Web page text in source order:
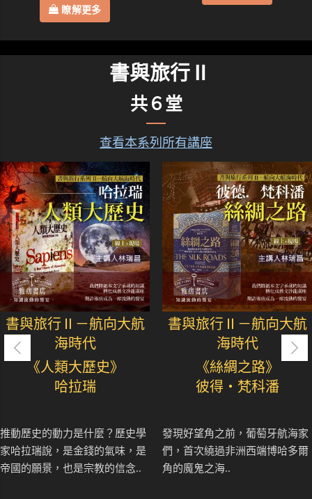
瞭解更多
書與旅行Ⅱ
共６堂
查看本系列所有講座
書與旅行Ⅱ－航向大航
海時代
《人類大歷史》
哈拉瑞
推動歷史的動力是什麼？歷史學
家哈拉瑞說，是金錢的氣味，是
帝國的願景，也是宗教的信念..
書與旅行Ⅱ－航向大航
海時代
《絲綢之路》
彼得・梵科潘
發現好望角之前，葡萄牙航海家
們，首次繞過非洲西端博哈多爾
角的魔鬼之海..